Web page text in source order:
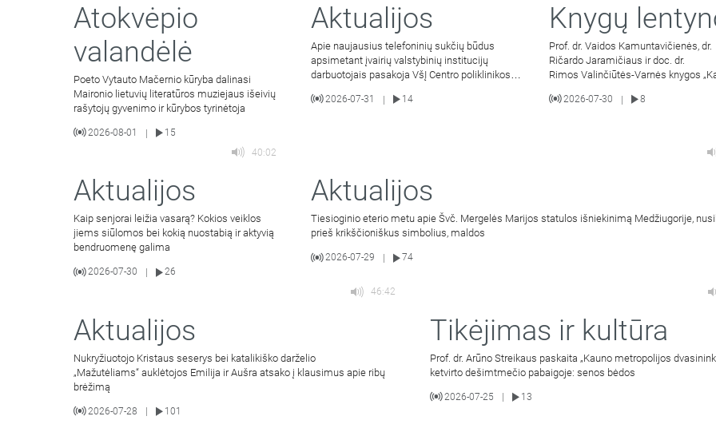
Atokvėpio
valandėlė
Poeto Vytauto Mačernio kūryba dalinasi
Maironio lietuvių literatūros muziejaus išeivių
rašytojų gyvenimo ir kūrybos tyrinėtoja
2026-08-01 | 15
Aktualijos
Apie naujausius telefoninių sukčių būdus
apsimetant įvairių valstybinių institucijų
darbuotojais pasakoja VšĮ Centro poliklinikos
2026-07-31 | 14
Knygų
Prof. dr. Vaidos Kamuntavičienės, dr.
Ričardo Jaramičiaus ir doc. dr.
Rimos Valinčiūtės-Varnės knygos
sutiktuvės.
2026-07-30 | 8
40:02
Aktualijos
Kaip senjorai leižia vasarą? Kokios veiklos
jiems siūlomos bei kokią nuostabią ir aktyvią
bendruomenę galima
2026-07-30 26
Aktualijos
Tiesioginio eterio metu apie Švč. Mergelės Marijos statulos išniekinimą Medžiugorije,
prieš krikščioniškus simbolius, maldos
2026-07-29 74
46:42
Aktualijos
Nukryžiuotojo Kristaus seserys bei katalikiško darželio
„Mažutėliams“ auklėtojos Emilija ir Aušra atsako į klausimus apie ribų
brėžimą
2026-07-28 101
Tikėjimas ir kultūra
Prof. dr. Arūno Streikaus paskaita „Kauno metropolijos
ketvirto dešimtmečio pabaigoje: senos bėdos
2026-07-25 13